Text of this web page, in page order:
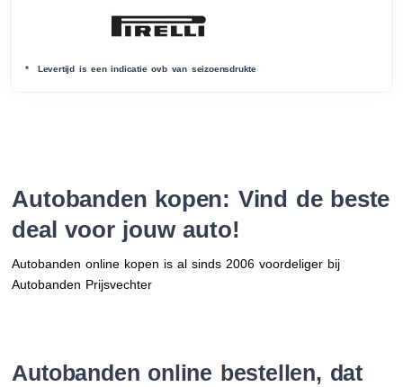
* Levertijd is een indicatie ovb van seizoensdrukte
Autobanden kopen: Vind de beste
deal voor jouw auto!
Autobanden online kopen is al sinds 2006 voordeliger bij
Autobanden Prijsvechter
Autobanden online bestellen, dat